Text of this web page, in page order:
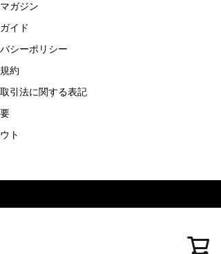
ガジン
イド
シーポリシー
約
引法に関する表記
ト